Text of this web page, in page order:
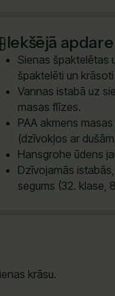
Iekšējā apdare
Sienas špaktelētas
špaktelēti un
Vannas istabā uz
masas flīzes.
PAA akmens
(dzīvokļos ar
Hansgrohe ūdens
Dzīvojamās
segums (32. klase,
krāsu.